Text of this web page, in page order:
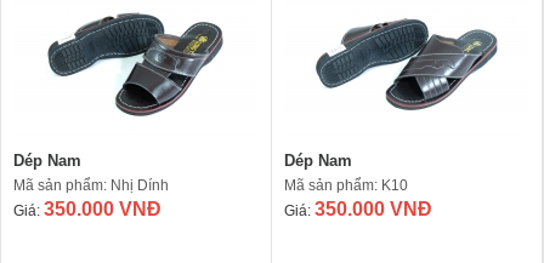
Dép Nam
Mã sản phẩm: Nhị Dính
Giá: 350.000 VNĐ
Dép Nam
Mã sản phẩm: K10
Giá: 350.000 VNĐ